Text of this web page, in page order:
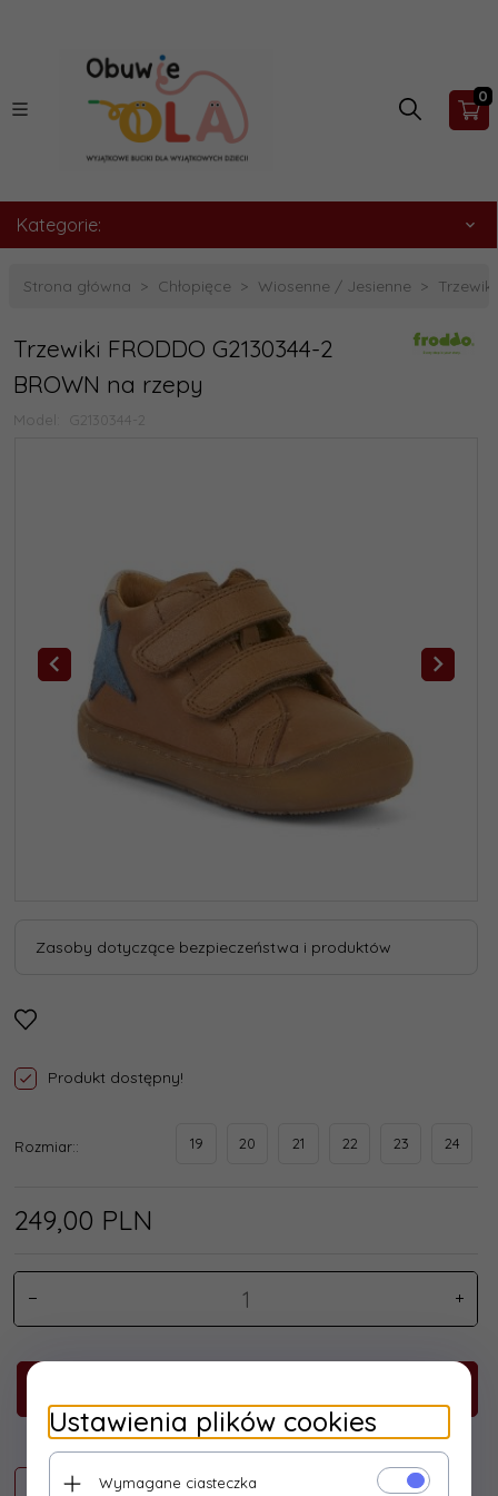
0
Kategorie:
Strona główna Chłopięce Wiosenne / Jesienne
Trzewiki FRODDO G2130344-2
BROWN na rzepy
Model: G2130344-2
Zasoby dotyczące bezpieczeństwa i produktów
Produkt dostępny!
Rozmiar:: 19 20 21 22 23 24
249,00 PLN
Ustawienia plików cookies
Wymagane ciasteczka